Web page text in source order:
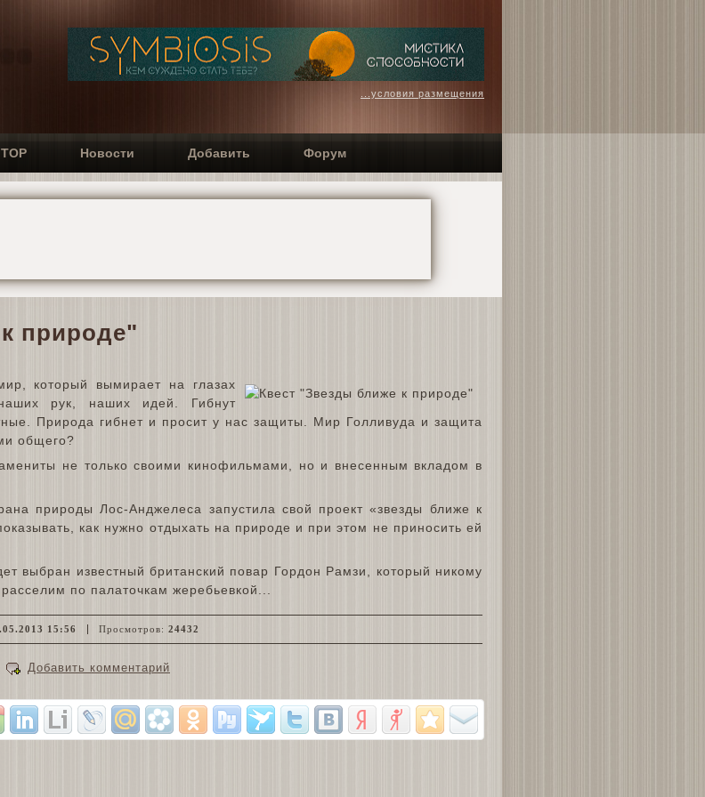
...условия размещения
Новости Добавить Форум
природе"
который вымирает на глазах
рук, наших идей. Гибнут
Природа гибнет и просит у нас защиты. Мир Голливуда и защита
общего?
не только своими кинофильмами, но и внесенным вкладом в
природы Лос-Анджелеса запустила свой проект «звезды ближе к
как нужно отдыхать на природе и при этом не приносить ей
выбран известный британский повар Гордон Рамзи, который никому
по палаточкам жеребьевкой...
15:56 Просмотров: 24432
Добавить комментарий